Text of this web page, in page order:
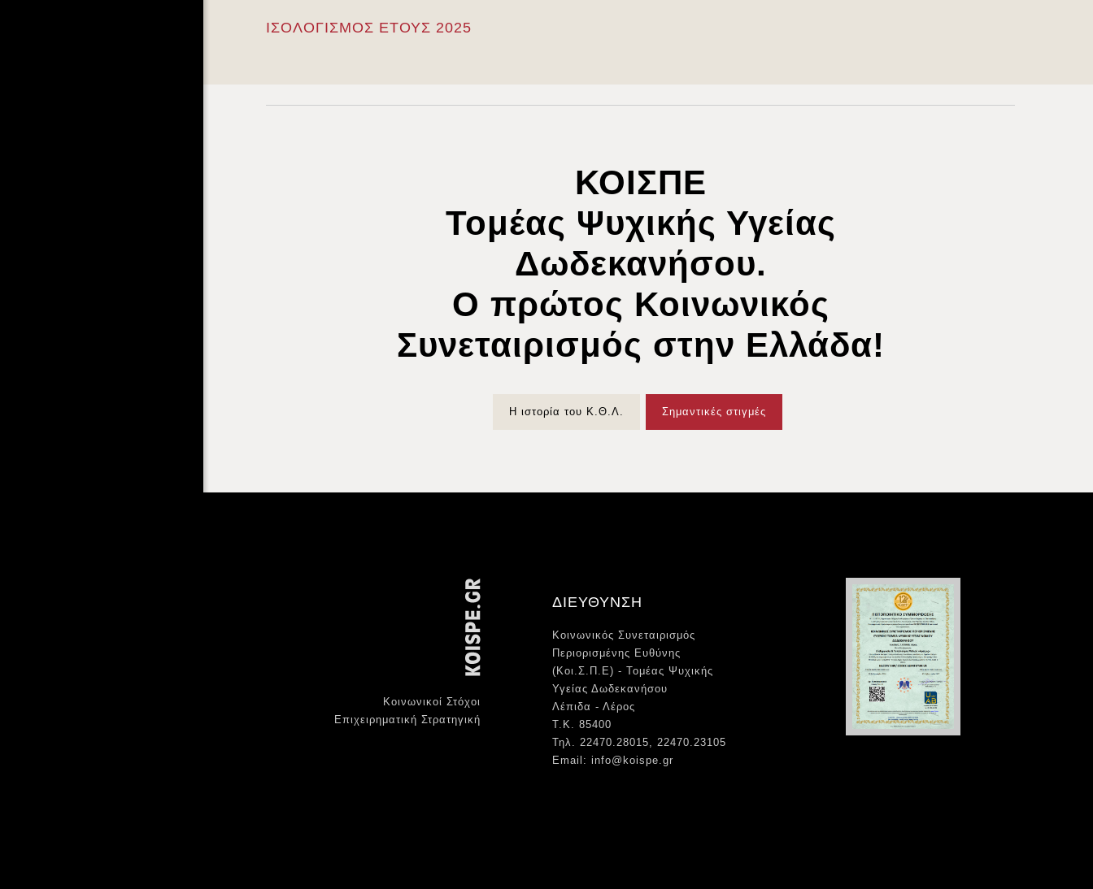
ΙΣΟΛΟΓΙΣΜΟΣ ΕΤΟΥΣ 2025
ΚΟΙΣΠΕ
Τομέας Ψυχικής Υγείας
Δωδεκανήσου.
Ο πρώτος Κοινωνικός
Συνεταιρισμός στην Ελλάδα!
Η ιστορία του Κ.Θ.Λ. Σημαντικές στιγμές
Κοινωνικοί Στόχοι
Επιχειρηματική Στρατηγική
ΔΙΕΥΘΥΝΣΗ
Κοινωνικός Συνεταιρισμός
Περιορισμένης Ευθύνης
(Κοι.Σ.Π.Ε) - Τομέας Ψυχικής
Υγείας Δωδεκανήσου
Λέπιδα - Λέρος
Τ.Κ. 85400
Τηλ. 22470.28015, 22470.23105
Email: info@koispe.gr